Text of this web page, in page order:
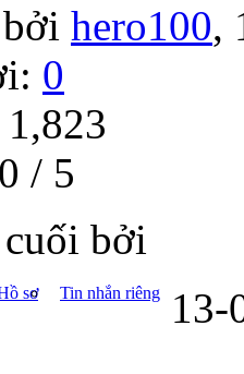
hero100,
0
/ 5
bởi
sơ
Tin nhắn riêng